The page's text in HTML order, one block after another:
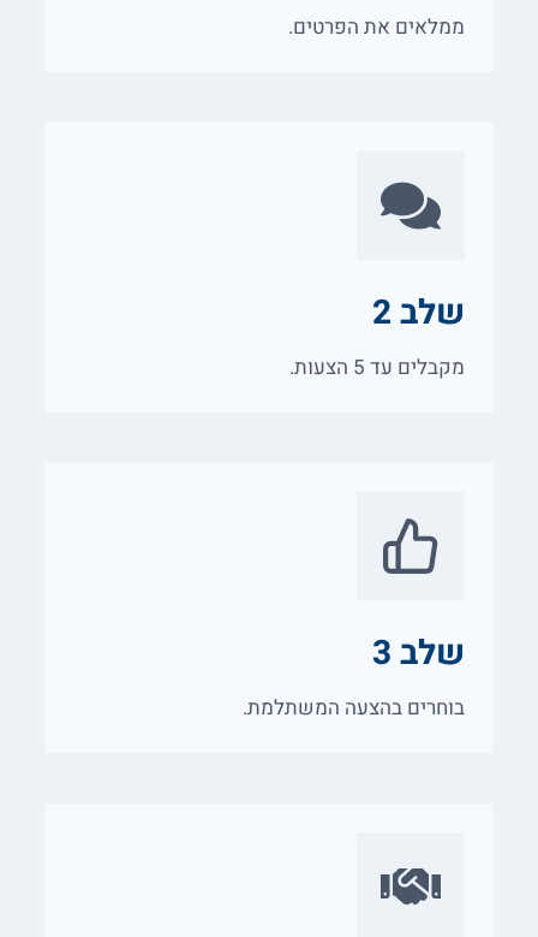
ממלאים את הפרטים.
שלב 2
מקבלים עד 5 הצעות.
שלב 3
בוחרים בהצעה המשתלמת.